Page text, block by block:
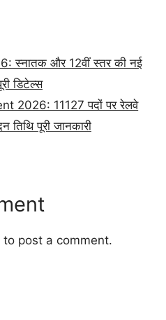
स्नातक और 12वीं स्तर की नई
डिटेल्स
2026: 11127 पदों पर रेलवे
तिथि पूरी जानकारी
to post a comment.